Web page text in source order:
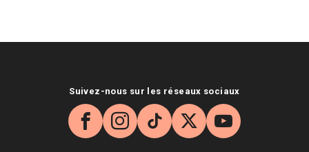
Suivez-nous sur les réseaux sociaux
Facebook
Instagram
TikTok
X YouTube